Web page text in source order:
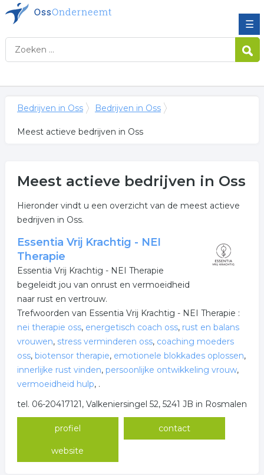
☰
Bedrijven in Oss Bedrijven in Oss
Meest actieve bedrijven in Oss
Meest actieve bedrijven in Oss
Hieronder vindt u een overzicht van de meest actieve
bedrijven in Oss.
Essentia Vrij Krachtig - NEI
Therapie
Essentia Vrij Krachtig - NEI Therapie
begeleidt jou van onrust en vermoeidheid
naar rust en vertrouw.
Trefwoorden van Essentia Vrij Krachtig - NEI Therapie :
nei therapie oss, energetisch coach oss, rust en balans
vrouwen, stress verminderen oss, coaching moeders
oss, biotensor therapie, emotionele blokkades oplossen,
innerlijke rust vinden, persoonlijke ontwikkeling vrouw,
vermoeidheid hulp, .
tel. 06-20417121, Valkeniersingel 52, 5241 JB in Rosmalen
profiel contact
website